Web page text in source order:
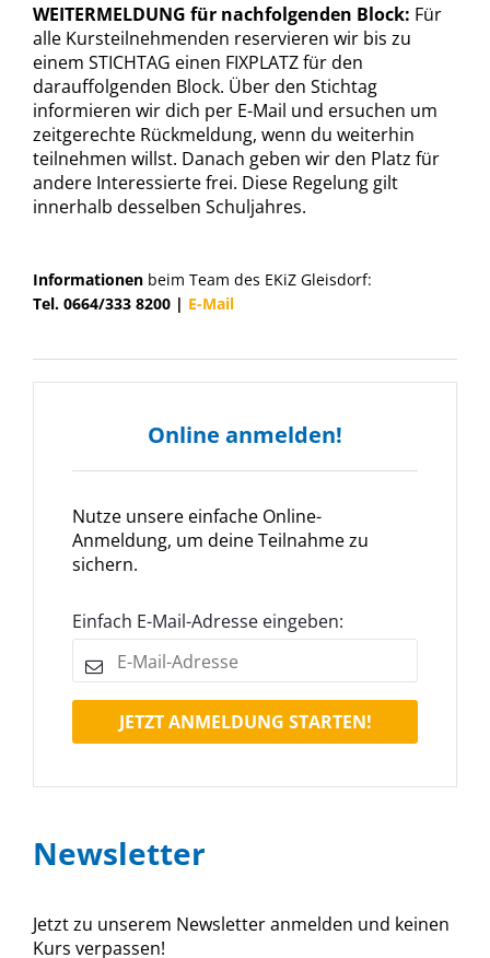
Newsletter
Jetzt zu unserem Newsletter anmelden und keinen
Kurs verpassen!
WEITERMELDUNG für nachfolgenden Block: Für
alle Kursteilnehmenden reservieren wir bis zu
einem STICHTAG einen FIXPLATZ für den
darauffolgenden Block. Über den Stichtag
informieren wir dich per E-Mail und ersuchen um
zeitgerechte Rückmeldung, wenn du weiterhin
teilnehmen willst. Danach geben wir den Platz für
andere Interessierte frei. Diese Regelung gilt
innerhalb desselben Schuljahres.
Informationen beim Team des EKiZ Gleisdorf:
Tel. 0664/333 8200 | E-Mail
Online anmelden!
Nutze unsere einfache Online-
Anmeldung, um deine Teilnahme zu
sichern.
Einfach E-Mail-Adresse eingeben:
JETZT ANMELDUNG STARTEN!